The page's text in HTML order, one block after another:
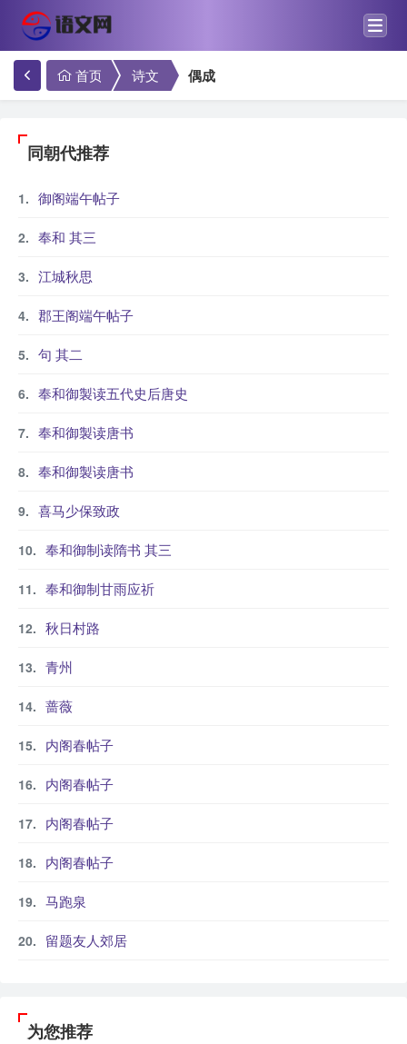
首页 诗文 偶成
同朝代推荐
御阁端午帖子
奉和 其三
江城秋思
郡王阁端午帖子
句 其二
奉和御製读五代史后唐史
奉和御製读唐书
奉和御製读唐书
喜马少保致政
奉和御制读隋书 其三
奉和御制甘雨应祈
秋日村路
青州
蔷薇
内阁春帖子
内阁春帖子
内阁春帖子
内阁春帖子
马跑泉
留题友人郊居
为您推荐